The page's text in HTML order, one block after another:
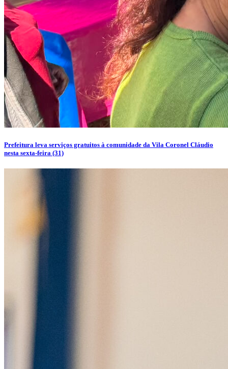
Prefeitura leva serviços gratuitos à comunidade da Vila Coronel Cláudio
nesta sexta-feira (31)